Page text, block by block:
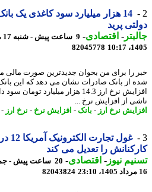
14 هزار میلیارد سود کاغذی یک بانک
پرید
-اقتصادی-
9 ساعت پیش - شنبه 17
82045778
را برای من بخوان جدیدترین صورت مالی
از بانک صادرات نشان می دهد که این بانک از
افزایش نرخ ارز 14.3 هزار میلیارد
از افزایش نرخ ...
نرخ ارز- بانک -افزایش نرخ-نرخ ارز-
غول تجارت الکترونیک آمریکا 12 درصد
را تعدیل می کند
نیوز-اقتصادی-
20 ساعت پیش - جمعه
82043824